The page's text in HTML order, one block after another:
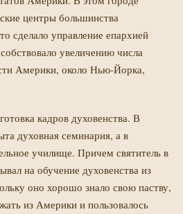
центры большинства
сделало управление епархией
увеличению числа
Америки, около Нью-Йорка,
кадров духовенства. В
духовная семинария, а в
училище. Причем святитель в
на обучение духовенства из
оно хорошо знало свою паству,
из Америки и пользовалось